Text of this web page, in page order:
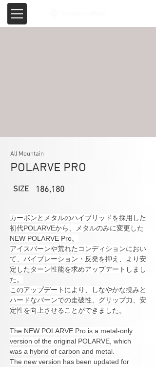
POLARVE PRO
All Mountain
SIZE 186,180
カーボンとメタルのハイブリッドを採用した
初代POLARVEから、メタルのみに変更した
NEW POLARVE Pro。
アイスバーンや荒れたコンディションにおい
て、バイブレーション・反発を抑え、より安
定したターン性能を求めアップデートしまし
た。
このアップデートにより、しなやかな撓みと
ハードなバーンでの走破性、グリップ力、安
定性を向上させることができました。
The NEW POLARVE Pro is a metal-only
version of the original POLARVE, which
was a hybrid of carbon and metal.
The new version has been updated for